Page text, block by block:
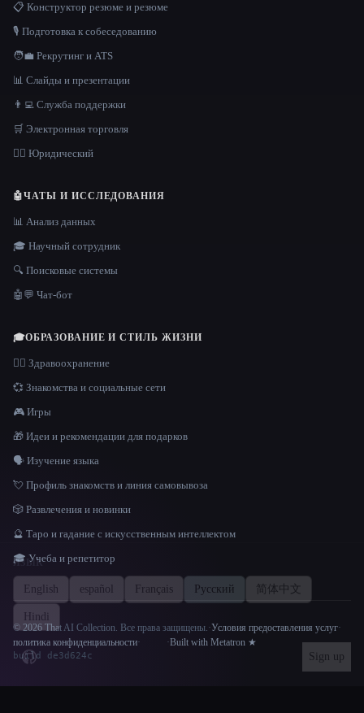
ЯЗЫК
English español Français Русский 简体中文
Hindi
Sign up
📋 Конструктор резюме и резюме
🎙️ Подготовка к собеседованию
🧑‍💼 Рекрутинг и ATS
📊 Слайды и презентации
👨‍💻 Служба поддержки
🛒 Электронная торговля
👩‍⚖️ Юридический
🤖ЧАТЫ И ИССЛЕДОВАНИЯ
📊 Анализ данных
🎓 Научный сотрудник
🔍 Поисковые системы
🤖💬 Чат-бот
🎓ОБРАЗОВАНИЕ И СТИЛЬ ЖИЗНИ
👩‍⚕️ Здравоохранение
💞 Знакомства и социальные сети
🎮 Игры
🎁 Идеи и рекомендации для подарков
🗣️ Изучение языка
💘 Профиль знакомств и линия самовывоза
🎲 Развлечения и новинки
🔮 Таро и гадание с искусственным интеллектом
🎓 Учеба и репетитор
Site information
© 2026 That AI Collection. Все права защищены.·Условия предоставления услуг·
политика конфиденциальности· ·Built with Metatron ★
build de3d624c